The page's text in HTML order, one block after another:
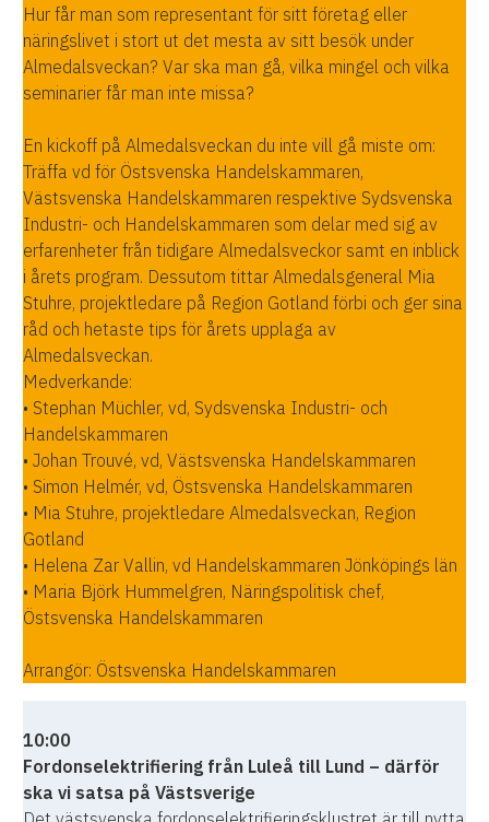
Hur får man som representant för sitt företag eller
näringslivet i stort ut det mesta av sitt besök under
Almedalsveckan? Var ska man gå, vilka mingel och vilka
seminarier får man inte missa?
En kickoff på Almedalsveckan du inte vill gå miste om:
Träffa vd för Östsvenska Handelskammaren,
Västsvenska Handelskammaren respektive Sydsvenska
Industri- och Handelskammaren som delar med sig av
erfarenheter från tidigare Almedalsveckor samt en inblick
i årets program. Dessutom tittar Almedalsgeneral Mia
Stuhre, projektledare på Region Gotland förbi och ger sina
råd och hetaste tips för årets upplaga av
Almedalsveckan.
Medverkande:
• Stephan Müchler, vd, Sydsvenska Industri- och
Handelskammaren
• Johan Trouvé, vd, Västsvenska Handelskammaren
• Simon Helmér, vd, Östsvenska Handelskammaren
• Mia Stuhre, projektledare Almedalsveckan, Region
Gotland
• Helena Zar Vallin, vd Handelskammaren Jönköpings län
• Maria Björk Hummelgren, Näringspolitisk chef,
Östsvenska Handelskammaren
Arrangör: Östsvenska Handelskammaren
10:00
Fordonselektrifiering från Luleå till Lund – därför
ska vi satsa på Västsverige